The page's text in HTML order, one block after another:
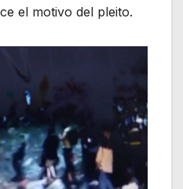
el motivo del pleito.